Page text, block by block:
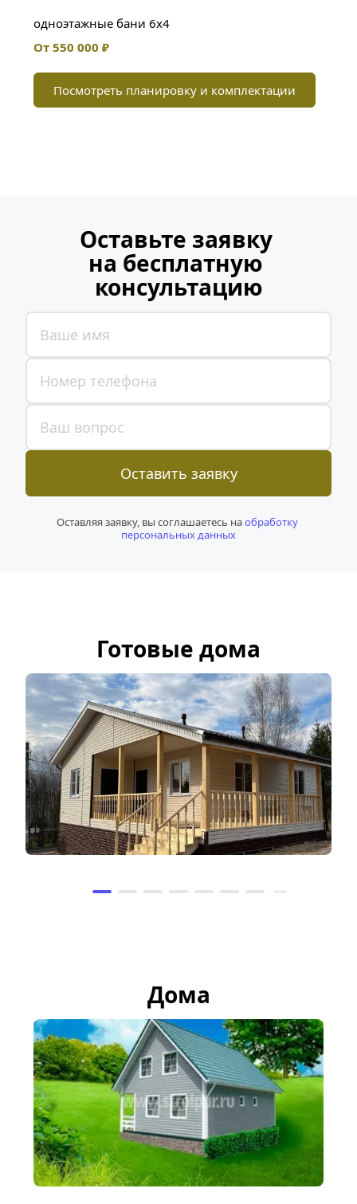
одноэтажные бани 6х4
От 550 000 ₽
Посмотреть планировку и комплектации
Оставьте заявку
на бесплатную
консультацию
Оставить заявку
Оставляя заявку, вы соглашаетесь на обработку
персональных данных
Готовые дома
Дома